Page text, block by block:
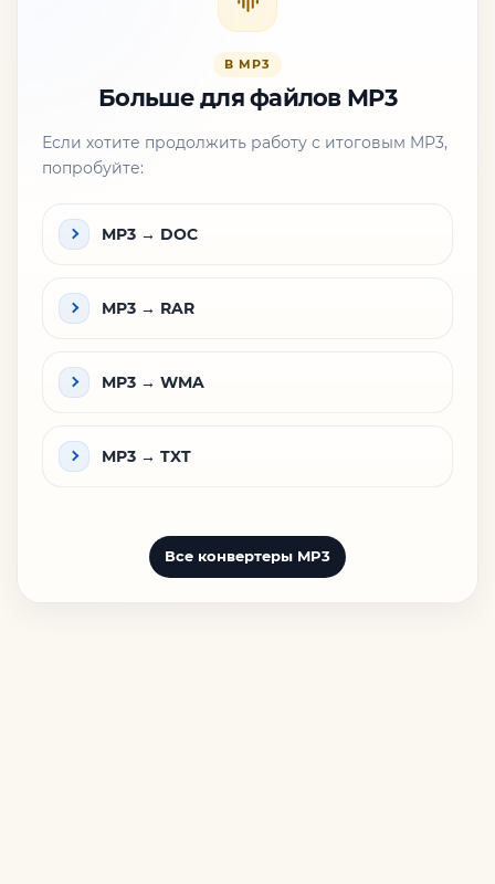
В MP3
Больше для файлов MP3
Если хотите продолжить работу с итоговым MP3,
попробуйте:
MP3 → DOC
MP3 → RAR
MP3 → WMA
MP3 → TXT
Все конвертеры MP3